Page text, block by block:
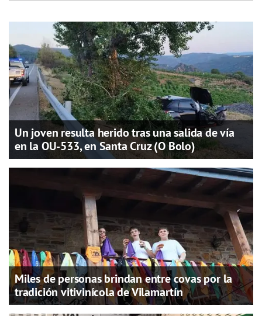
Un joven resulta herido tras una salida de vía
en la OU-533, en Santa Cruz (O Bolo)
Miles de personas brindan entre covas por la
tradición vitivinícola de Vilamartín